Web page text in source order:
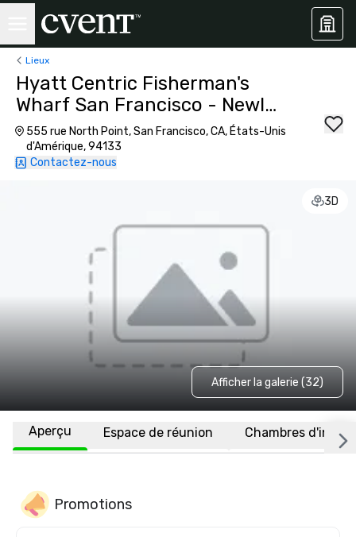
Lieux
Hyatt Centric Fisherman's
Wharf San Francisco - Newly
Renovated
555 rue North Point, San Francisco, CA, États-Unis
d'Amérique, 94133
Contactez-nous
3D
Afficher la galerie (32)
Aperçu Espace de réunion Chambres
Promotions